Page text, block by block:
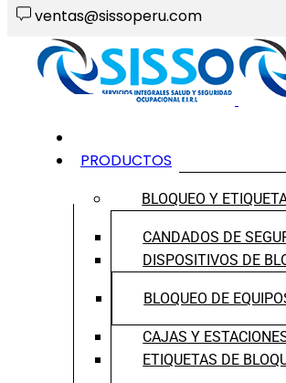
ventas@sissoperu.com
PRODUCTOS
BLOQUEO Y
CANDADOS DE
DISPOSITIVOS DE
BLOQUEO DE
CAJAS Y
ETIQUETAS DE